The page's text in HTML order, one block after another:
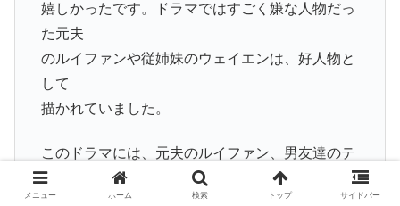
嬉しかったです。ドラマではすごく嫌な人物だっ
た元夫
のルイファンや従姉妹のウェイエンは、好人物と
して
描かれていました。
このドラマには、元夫のルイファン、男友達のテ
ィエン
メニュー ホーム 検索 トップ サイドバー